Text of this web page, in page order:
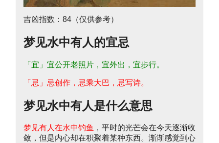
吉凶指数：84（仅供参考）
梦见水中有人的宜忌
「宜」宜公开老照片，宜外出，宜步行。
「忌」忌创作，忌乘大巴，忌写诗。
梦见水中有人是什么意思
梦见有人在水中钓鱼 ，平时的光芒会在今天逐渐收
敛，但是内心却在积聚着某种东西。渐渐感觉到心